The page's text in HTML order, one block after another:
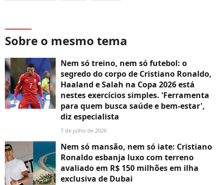
Sobre o mesmo tema
Nem só treino, nem só futebol: o
segredo do corpo de Cristiano Ronaldo,
Haaland e Salah na Copa 2026 está
nestes exercícios simples. 'Ferramenta
para quem busca saúde e bem-estar',
diz especialista
7 de julho de 2026
Nem só mansão, nem só iate: Cristiano
Ronaldo esbanja luxo com terreno
avaliado em R$ 150 milhões em ilha
exclusiva de Dubai